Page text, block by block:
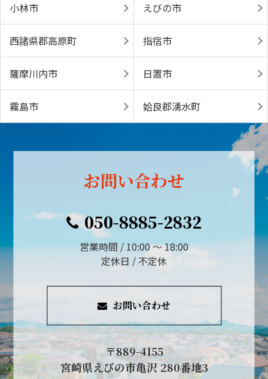
小林市 えびの市
西諸県郡高原町 指宿市
薩摩川内市 日置市
霧島市 姶良郡湧水町
お問い合わせ
050-8885-2832
営業時間 / 10:00 ～ 18:00
定休日 / 不定休
お問い合わせ
〒889-4155
宮崎県えびの市亀沢 280番地3